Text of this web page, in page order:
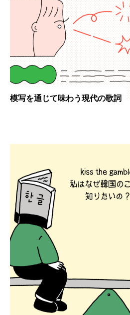
模写を通じて味わう現代の歌詞